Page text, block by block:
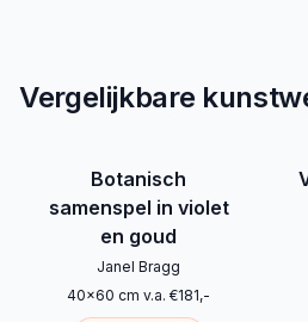
Vergelijkbare
Botanisch
samenspel in violet
en goud
Janel Bragg
40x60 cm v.a. €181,-